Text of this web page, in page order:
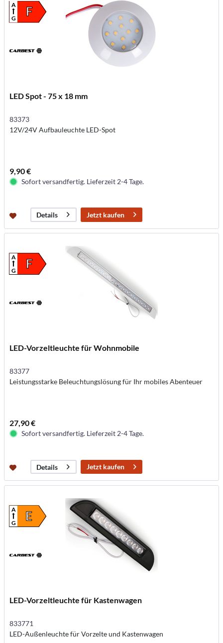
F
A
G
LED Spot - 75 x 18 mm
83373
12V/24V Aufbauleuchte LED-Spot
9,90 €
Sofort versandfertig. Lieferzeit 2-4 Tage.
Details Jetzt kaufen
F
A
G
LED-Vorzeltleuchte für Wohnmobile
83377
Leistungsstarke Beleuchtungslösung für Ihr mobiles Abenteuer
27,90 €
Sofort versandfertig. Lieferzeit 2-4 Tage.
Details Jetzt kaufen
E
A
G
LED-Vorzeltleuchte für Kastenwagen
833771
LED-Außenleuchte für Vorzelte und Kastenwagen